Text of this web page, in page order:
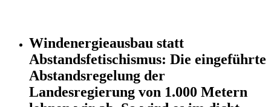
Windenergieausbau statt
Abstandsfetischismus: Die eingeführte
Abstandsregelung der
Landesregierung von 1.000 Metern